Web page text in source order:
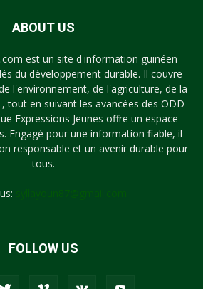
ABOUT US
est un site d'information guinéen
du développement durable. Il couvre
l'environnement, de l'agriculture, de la
tout en suivant les avancées des ODD
Expressions Jeunes offre un espace
Engagé pour une information fiable, il
responsable et un avenir durable pour
tous.
FOLLOW US